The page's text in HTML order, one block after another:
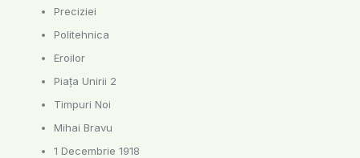
Preciziei
Politehnica
Eroilor
Piața Unirii 2
Timpuri Noi
Mihai Bravu
1 Decembrie 1918